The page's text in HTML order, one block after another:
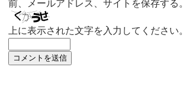
前、メールアドレス、サイトを保存する。
上に表示された文字を入力してください。